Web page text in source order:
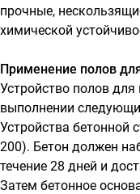
прочные,
химической
Применение полов
Устройство полов
выполнении
Устройства бетонной
200). Бетон должен
течение 28 дней и
Затем бетонное